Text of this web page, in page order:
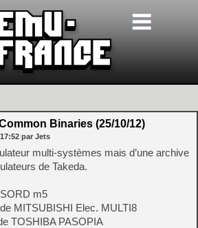
Binaries (25/10/12)
17:52 par Jets
multi-systèmes mais d’une archive
de Takeda.
m5
MITSUBISHI Elec. MULTI8
TOSHIBA PASOPIA